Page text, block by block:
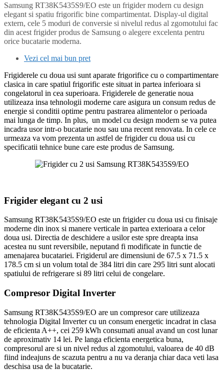
Samsung RT38K5435S9/EO este un frigider modern cu design
elegant si spatiu frigorific bine compartimentat. Display-ul digital
extern, cele 5 moduri de conversie si nivelul redus al zgomotului fac
din acest frigider produs de Samsung o alegere excelenta pentru
orice bucatarie moderna.
Vezi cel mai bun pret
Frigiderele cu doua usi sunt aparate frigorifice cu o compartimentare
clasica in care spatiul frigorific este situat in partea inferioara si
congelatorul in cea superioara. Frigiderele de generatie noua
utilizeaza insa tehnologii moderne care asigura un consum redus de
energie si conditii optime pentru pastrarea alimentelor o perioada
mai lunga de timp. In plus, un model cu design modern se va putea
incadra usor intr-o bucatarie nou sau una recent renovata. In cele ce
urmeaza va vom prezenta un astfel de frigider cu doua usi cu
specificatii tehnice bune care este produs de Samsung.
Frigider elegant cu 2 usi
Samsung RT38K5435S9/EO este un frigider cu doua usi cu finisaje
moderne din inox si manere verticale in partea exterioara a celor
doua usi. Directia de deschidere a usilor este spre dreapta insa
acestea nu sunt reversibile, neputand fi modificate in functie de
amenajarea bucatariei. Frigiderul are dimensiuni de 67.5 x 71.5 x
178.5 cm si un volum total de 384 litri din care 295 litri sunt alocati
spatiului de refrigerare si 89 litri celui de congelare.
Compresor Digital Inverter
Samsung RT38K5435S9/EO are un compresor care utilizeaza
tehnologia Digital Inverter cu un consum energetic incadrat in clasa
de eficienta A++, cei 259 kWh consumati anual avand un cost lunar
de aproximativ 14 lei. Pe langa eficienta energetica buna,
compresorul are si un nivel redus al zgomotului, valoarea de 40 dB
fiind indeajuns de scazuta pentru a nu va deranja chiar daca veti lasa
deschisa usa de la bucatarie.